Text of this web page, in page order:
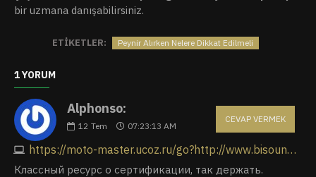
bir uzmana danışabilirsiniz.
ETIKETLER: Peynir Alırken Nelere Dikkat Edilmeli
1 YORUM
Alphonso:
12 Tem 07:23:13 AM
https://moto-master.ucoz.ru/go?http://www.bisound.com/forum/showthread.php?p=3149640
CEVAP VERMEK
Классный ресурс о сертификации, так держать.